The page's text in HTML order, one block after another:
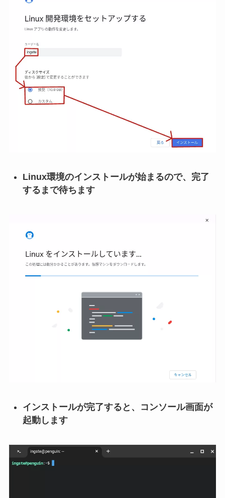
Linux環境のインストールが始まるので、完了
するまで待ちます
インストールが完了すると、コンソール画面が
起動します